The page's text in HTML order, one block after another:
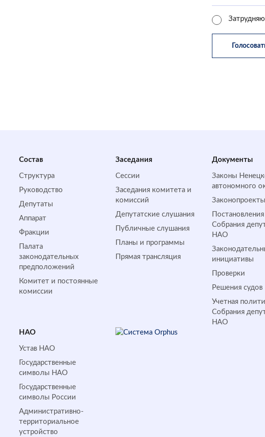
Состав
Структура
Руководство
Депутаты
Аппарат
Фракции
Палата
законодательных
предположений
Комитет и постоянные
комиссии
Заседания
Сессии
Заседания комитета и
комиссий
Депутатские слушания
Публичные слушания
Планы и программы
Прямая трансляция
Документы
Законы
автономного
Законопроекты
Постановления
Собрания
НАО
инициативы
Проверки
Решения судов
Учетная
Собрания
НАО
НАО
Устав НАО
Государственные
символы НАО
Государственные
символы России
Административно-
территориальное
устройство